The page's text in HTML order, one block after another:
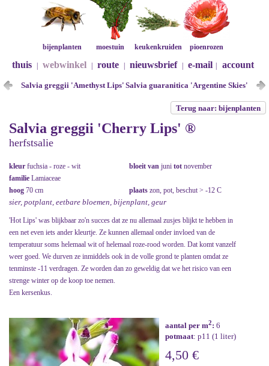
bijenplanten moestuin keukenkruiden pioenrozen
thuis webwinkel route nieuwsbrief e-mail account
Salvia greggii 'Amethyst Lips' Salvia guaranitica 'Argentine Skies'
Terug naar: bijenplanten
Salvia greggii 'Cherry Lips' ®
herfstsalie
kleur fuchsia - roze - wit bloeit van juni tot november
familie Lamiaceae
hoog 70 cm plaats zon, pot, beschut > -12 C
sier, potplant, eetbare bloemen, bijenplant, geur
'Hot Lips' was blijkbaar zo'n succes dat ze nu allemaal zusjes blijkt te hebben in
een net even iets ander kleurtje. Ze kunnen allemaal onder invloed van de
temperatuur soms helemaal wit of helemaal roze-rood worden. Dat komt vanzelf
weer goed. We durven ze inmiddels ook in de volle grond te planten omdat ze
tenminste -11 verdragen. Ze worden dan zo geweldig dat we het risico van een
strenge winter op de koop toe nemen.
Een kersenkus.
aantal per m2: 6
potmaat: p11 (1 liter)
4,50 €